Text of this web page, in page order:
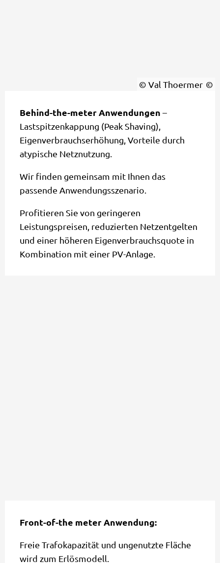
Behind-the-meter Anwendungen –
Lastspitzenkappung (Peak Shaving),
Eigenverbrauchserhöhung, Vorteile durch
atypische Netznutzung.
Wir finden gemeinsam mit Ihnen das
passende Anwendungsszenario.
Profitieren Sie von geringeren
Leistungspreisen, reduzierten Netzentgelten
und einer höheren Eigenverbrauchsquote in
Kombination mit einer PV-Anlage.
© Val Thoermer
Front-of-the meter Anwendung:
Freie Trafokapazität und ungenutzte Fläche
wird zum Erlösmodell.